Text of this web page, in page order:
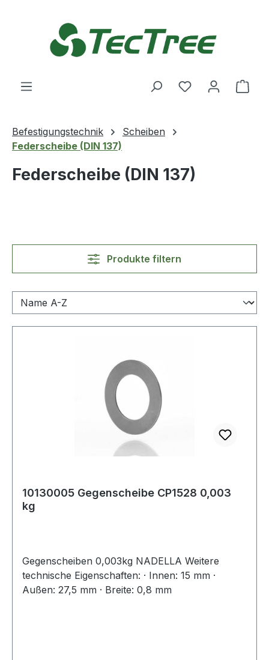
Du hast 0
Befestigungstechnik
Scheiben
Federscheibe (DIN 137)
Federscheibe (DIN 137)
Produkte filtern
10130005 Gegenscheibe CP1528 0,003
kg
Gegenscheiben 0,003kg NADELLA Weitere
technische Eigenschaften: · Innen: 15 mm ·
Außen: 27,5 mm · Breite: 0,8 mm